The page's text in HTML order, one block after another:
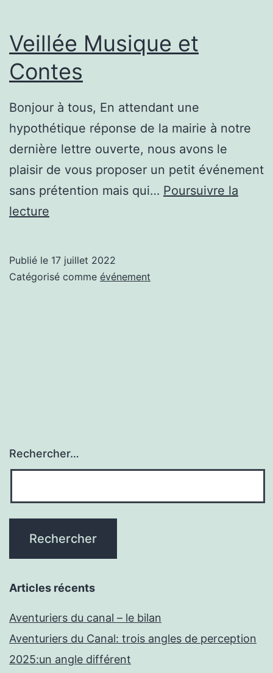
Veillée Musique et
Contes
Bonjour à tous, En attendant une
hypothétique réponse de la mairie à notre
dernière lettre ouverte, nous avons le
plaisir de vous proposer un petit événement
sans prétention mais qui… Poursuivre la
lecture
Contes
Publié le 17 juillet 2022
Catégorisé comme événement
Rechercher…
Articles récents
Aventuriers du canal – le bilan
Aventuriers du Canal: trois angles de perception
2025:un angle différent